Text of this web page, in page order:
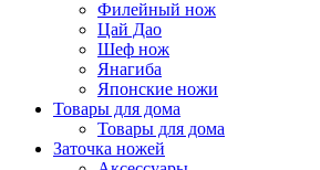
Филейный нож
Цай Дао
Шеф нож
Янагиба
Японские ножи
Товары для дома
Товары для дома
Заточка ножей